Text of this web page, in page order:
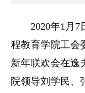
2020年1月7
程教育学院工会
新年联欢会在逸
院领导刘学民、